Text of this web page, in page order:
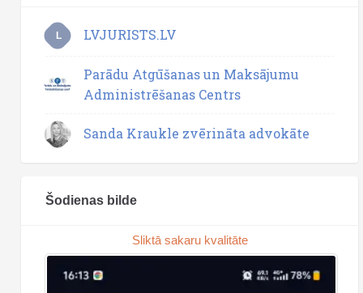
L LVJURISTS.LV
Parādu Atgūšanas un Maksājumu
Administrēšanas Centrs
Sanda Kraukle zvērināta advokāte
Šodienas bilde
Sliktā sakaru kvalitāte